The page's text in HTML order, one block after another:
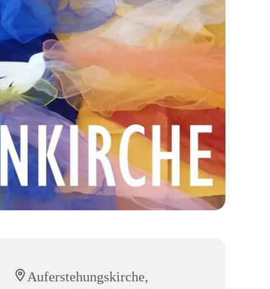
Auferstehungskirche,